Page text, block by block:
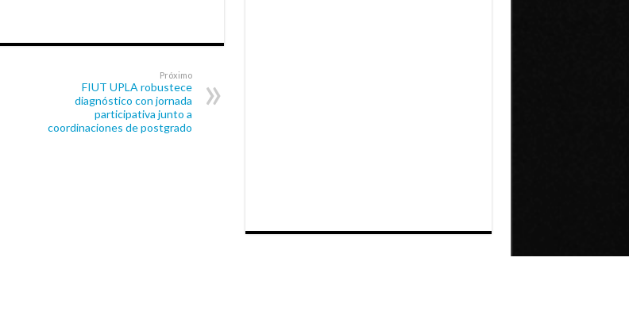
Próximo
FIUT UPLA robustece
diagnóstico con jornada
participativa junto a
coordinaciones de postgrado